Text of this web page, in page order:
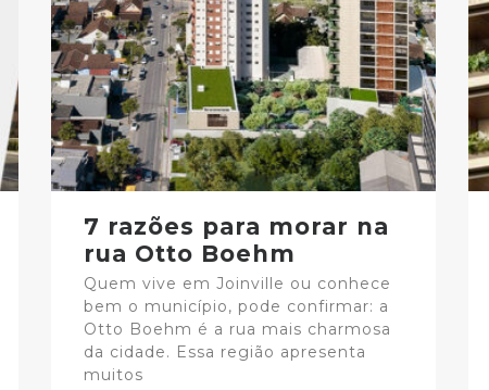
7 razões para morar na
rua Otto Boehm
Quem vive em Joinville ou conhece
bem o município, pode confirmar: a
Otto Boehm é a rua mais charmosa
da cidade. Essa região apresenta
muitos